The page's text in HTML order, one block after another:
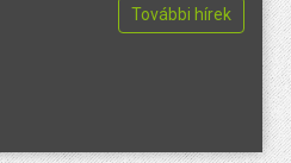
További hírek